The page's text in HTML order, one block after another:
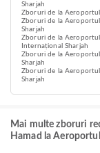
Sharjah
Zboruri de la
Zboruri de la
Sharjah
Zboruri de la
Internațional Sharjah
Zboruri de la
Sharjah
Zboruri de la
Sharjah
Mai multe zboruri
Hamad la